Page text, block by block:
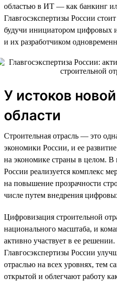
областью в ИТ — как банкинг
Главгосэкспертизы России
будучи инициатором цифровых
и их разработчиком
У истоков
области
Строительная отрасль — это
экономики России, и ее
на экономике страны в целом.
России реализуется комплекс
на повышение прозрачности
числе путем внедрения
Цифровизация строительной
национального масштаба, и
активно участвует в ее
Главгосэкспертизы России
отраслью на всех уровнях, тем
открытой и облегчают работу